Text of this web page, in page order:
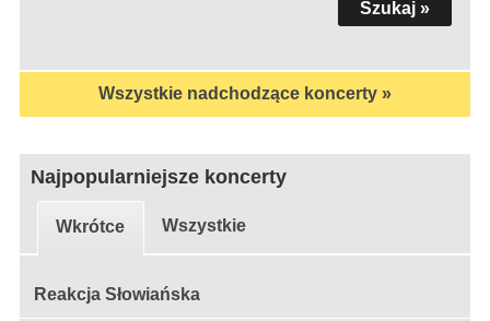
Wszystkie nadchodzące koncerty »
Najpopularniejsze koncerty
Wkrótce Wszystkie
Reakcja Słowiańska